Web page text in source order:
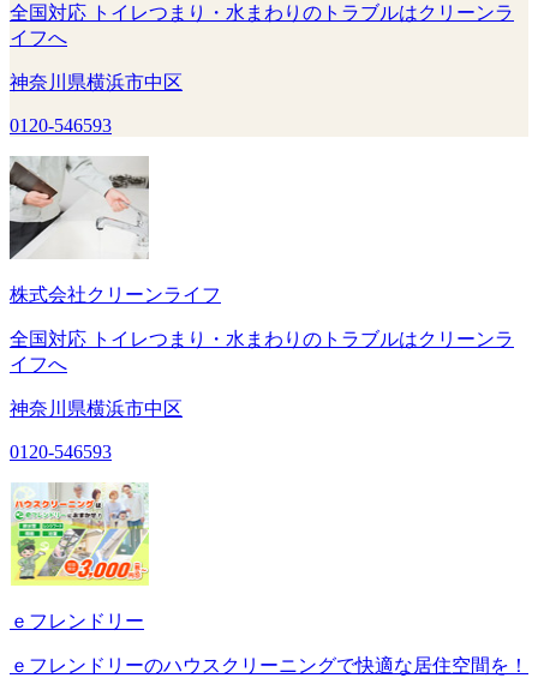
全国対応 トイレつまり・水まわりのトラブルはクリーンラ
イフへ
神奈川県横浜市中区
0120-546593
株式会社クリーンライフ
全国対応 トイレつまり・水まわりのトラブルはクリーンラ
イフへ
神奈川県横浜市中区
0120-546593
ｅフレンドリー
ｅフレンドリーのハウスクリーニングで快適な居住空間を！